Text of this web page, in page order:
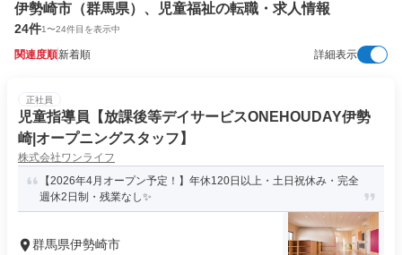
伊勢崎市（群馬県）、児童福祉の転職・求人情報
24件1〜24件目を表示中
関連度順新着順 詳細表示
正社員
児童指導員【放課後等デイサービスONEHOUDAY伊勢
崎|オープニングスタッフ】
株式会社ワンライフ
【2026年4月オープン予定！】年休120日以上・土日祝休み・完全
週休2日制・残業なし✨
群馬県伊勢崎市